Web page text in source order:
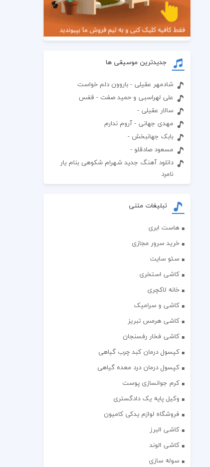
جدیدترین موسیقی ها
شادمهر عقیلی - باروون دلم خواست
علی لهراسبی و حمید صفت - قفس
سالار عقیلی -
مهدی جهانی - آروم ندارم
بابک جهانبخش -
مسعود صادقلو -
دانلود آهنگ جدید شهرام شکوهی بنام یار
نامرد
تبلیغات متنی
هاست ابری
خرید سرور مجازی
سئو سایت
کاشی استخری
خانه لاکچری
کاشی و سرامیک
کاشی هرمس تبریز
کاشی فخار رفسنجان
کپسول درمان کبد چرب گیاهی
کپسول درمان درد معده گیاهی
کرم جوانسازی پوست
وکیل پایه یک دادگستری
فروشگاه لوازم یدکی کامیون
کاشی البرز
کاشی الوند
سوله سازی